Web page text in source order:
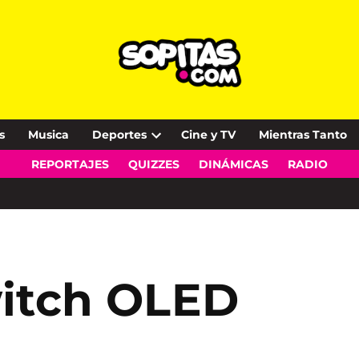
Musica Deportes
Open
dropdown
Cine y TV Mientras Tanto
REPORTAJES QUIZZES DINÁMICAS RADIO
OLED